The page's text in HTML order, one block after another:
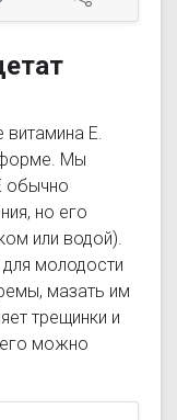
Е.
Мы
обычно
но его
или водой).
молодости
мазать им
трещинки и
можно